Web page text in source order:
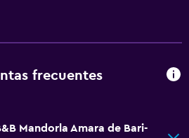
frecuentes
Mandorla Amara de Bari-